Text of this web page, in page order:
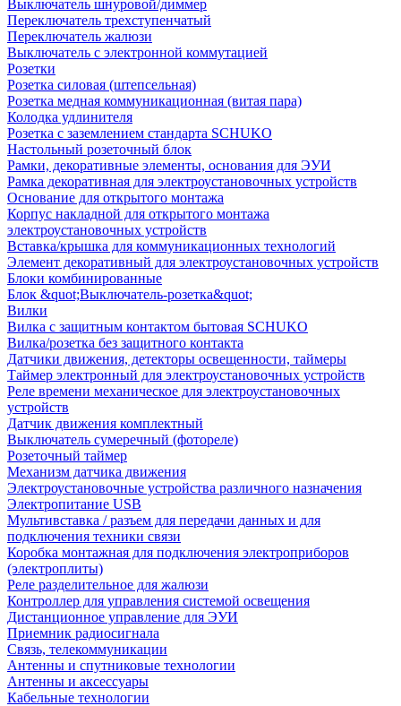
Выключатель шнуровой/диммер
Переключатель трехступенчатый
Переключатель жалюзи
Выключатель с электронной коммутацией
Розетки
Розетка силовая (штепсельная)
Розетка медная коммуникационная (витая пара)
Колодка удлинителя
Розетка с заземлением стандарта SCHUKO
Настольный розеточный блок
Рамки, декоративные элементы, основания для ЭУИ
Рамка декоративная для электроустановочных устройств
Основание для открытого монтажа
Корпус накладной для открытого монтажа
электроустановочных устройств
Вставка/крышка для коммуникационных технологий
Элемент декоративный для электроустановочных устройств
Блоки комбинированные
Блок &quot;Выключатель-розетка&quot;
Вилки
Вилка с защитным контактом бытовая SCHUKO
Вилка/розетка без защитного контакта
Датчики движения, детекторы освещенности, таймеры
Таймер электронный для электроустановочных устройств
Реле времени механическое для электроустановочных
устройств
Датчик движения комплектный
Выключатель сумеречный (фотореле)
Розеточный таймер
Механизм датчика движения
Электроустановочные устройства различного назначения
Электропитание USB
Мультивставка / разъем для передачи данных и для
подключения техники связи
Коробка монтажная для подключения электроприборов
(электроплиты)
Реле разделительное для жалюзи
Контроллер для управления системой освещения
Дистанционное управление для ЭУИ
Приемник радиосигнала
Связь, телекоммуникации
Антенны и спутниковые технологии
Антенны и аксессуары
Кабельные технологии